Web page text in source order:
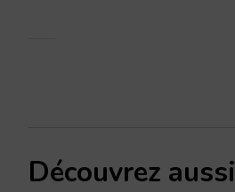
Découvrez aussi